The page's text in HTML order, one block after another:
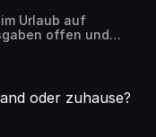
Urlaub auf
offen und
ganz leicht bei
behält. #Reisen
oder zuhause?